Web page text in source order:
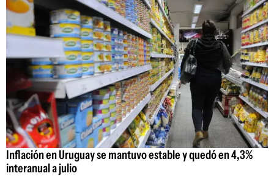
Inflación en Uruguay se mantuvo estable y quedó en 4,3%
interanual a julio